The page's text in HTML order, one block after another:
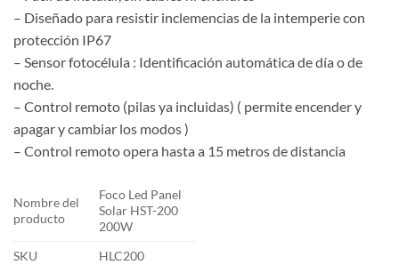
– Diseñado para resistir inclemencias de la intemperie con
protección IP67
– Sensor fotocélula : Identificación automática de día o de
noche.
– Control remoto (pilas ya incluidas) ( permite encender y
apagar y cambiar los modos )
– Control remoto opera hasta a 15 metros de distancia
Nombre del
producto
Foco Led Panel
Solar HST-200
200W
SKU
HLC200